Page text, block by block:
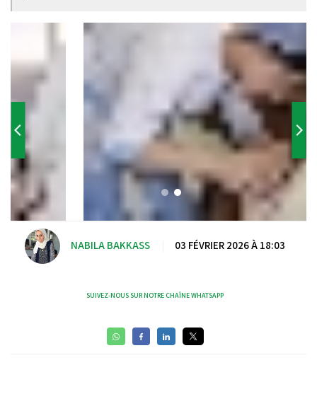
NABILA BAKKASS 03 FÉVRIER 2026 À 18:03
SUIVEZ-NOUS SUR NOTRE CHAÎNE WHATSAPP